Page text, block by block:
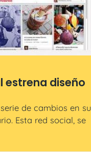
estrena diseño
de cambios en su
Esta red social, se